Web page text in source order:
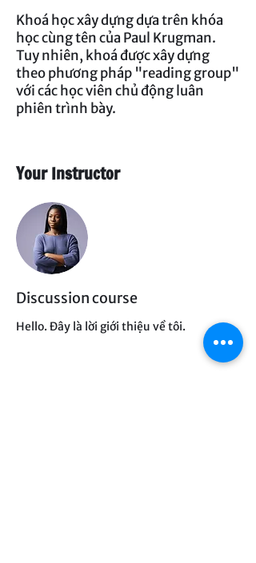
Khoá học xây dựng dựa trên khóa
học cùng tên của Paul Krugman.
Tuy nhiên, khoá được xây dựng
theo phương pháp "reading group"
với các học viên chủ động luân
phiên trình bày.
Your Instructor
Discussion course
Hello. Đây là lời giới thiệu về tôi.